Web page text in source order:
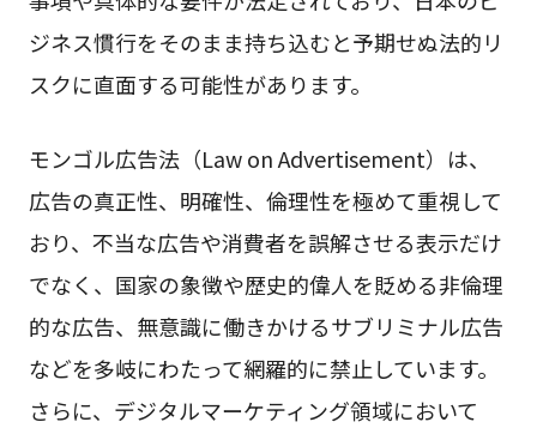
ジネス慣行をそのまま持ち込むと予期せぬ法的リ
スクに直面する可能性があります。
モンゴル広告法（Law on Advertisement）は、
広告の真正性、明確性、倫理性を極めて重視して
おり、不当な広告や消費者を誤解させる表示だけ
でなく、国家の象徴や歴史的偉人を貶める非倫理
的な広告、無意識に働きかけるサブリミナル広告
などを多岐にわたって網羅的に禁止しています。
さらに、デジタルマーケティング領域において